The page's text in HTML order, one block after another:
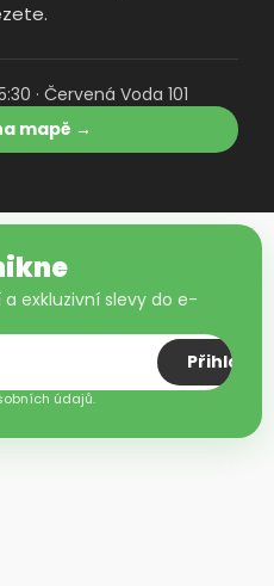
· Červená Voda 101
mapě →
exkluzivní slevy do e-
Přihlásit
údajů.